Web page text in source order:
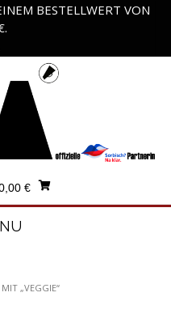
BESTELLWERT VON
€
„VEGGIE“